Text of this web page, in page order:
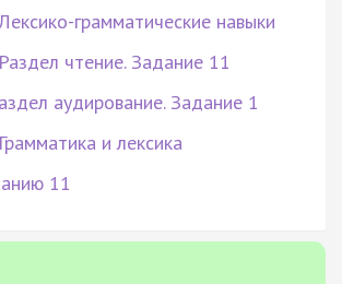
грамматические навыки
чтение. Задание 11
аудирование. Задание 1
и лексика
11